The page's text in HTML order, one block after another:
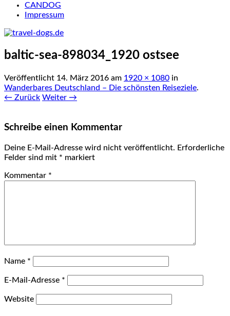
CANDOG
Impressum
baltic-sea-898034_1920 ostsee
Veröffentlicht 14. März 2016 am 1920 × 1080 in
Wanderbares Deutschland – Die schönsten Reiseziele.
← Zurück Weiter →
Schreibe einen Kommentar
Deine E-Mail-Adresse wird nicht veröffentlicht. Erforderliche
Felder sind mit * markiert
Kommentar *
Name *
E-Mail-Adresse *
Website